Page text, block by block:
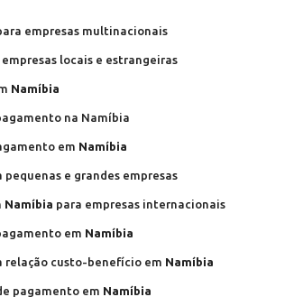
empresas multinacionais
locais e estrangeiras
Namíbia
na Namíbia
em Namíbia
e grandes empresas
Namíbia para empresas internacionais
em Namíbia
relação custo-benefício em Namíbia
pagamento em Namíbia